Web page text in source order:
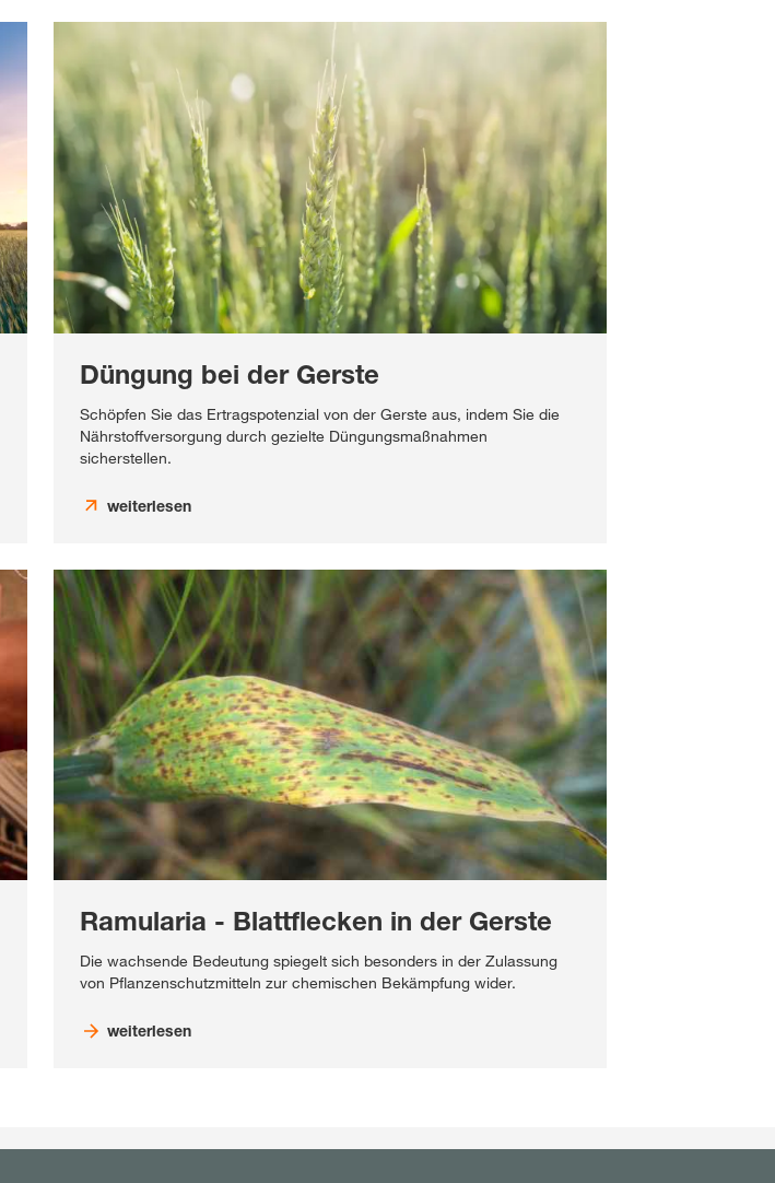
Düngung bei der Gerste
Schöpfen Sie das Ertragspotenzial von der Gerste aus, indem Sie die
Nährstoffversorgung durch gezielte Düngungsmaßnahmen
sicherstellen.
weiterlesen
Ramularia - Blattflecken in der Gerste
Die wachsende Bedeutung spiegelt sich besonders in der Zulassung
von Pflanzenschutzmitteln zur chemischen Bekämpfung wider.
weiterlesen